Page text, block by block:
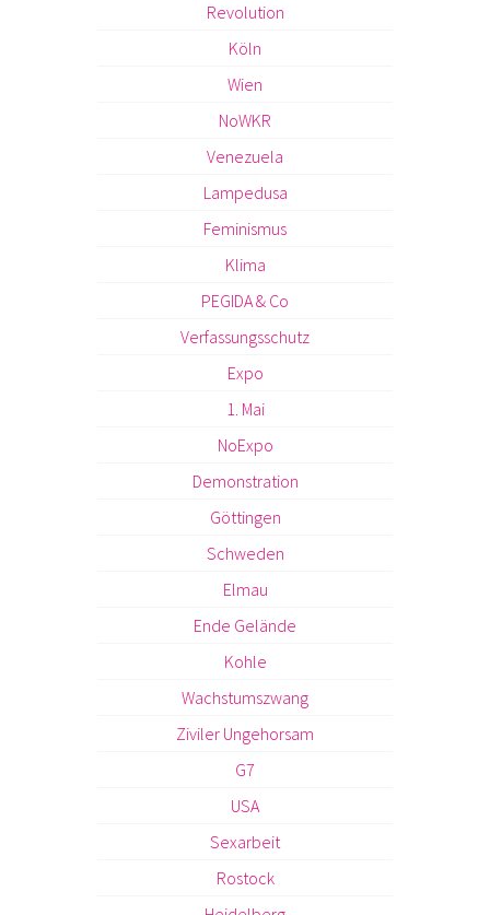
Revolution
Köln
Wien
NoWKR
Venezuela
Lampedusa
Feminismus
Klima
PEGIDA & Co
Verfassungsschutz
Expo
1. Mai
NoExpo
Demonstration
Göttingen
Schweden
Elmau
Ende Gelände
Kohle
Wachstumszwang
Ziviler Ungehorsam
G7
USA
Sexarbeit
Rostock